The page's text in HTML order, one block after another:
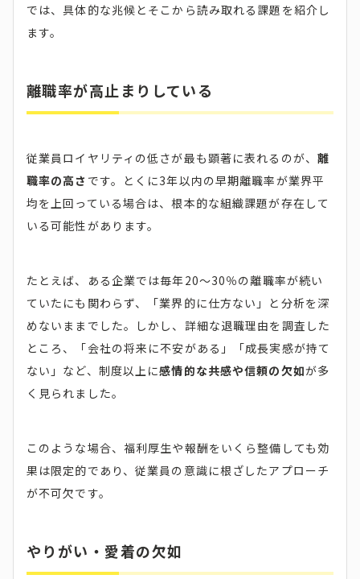
では、具体的な兆候とそこから読み取れる課題を紹介し
ます。
離職率が高止まりしている
従業員ロイヤリティの低さが最も顕著に表れるのが、 離
職率の高さ です。とくに3年以内の早期離職率が業界平
均を上回っている場合は、根本的な組織課題が存在して
いる可能性があります。
たとえば、ある企業では毎年20〜30％の離職率が続い
ていたにも関わらず、「業界的に仕方ない」と分析を深
めないままでした。しかし、詳細な退職理由を調査した
ところ、「会社の将来に不安がある」「成長実感が持て
ない」など、制度以上に感情的な共感や信頼の欠如が多
く見られました。
このような場合、福利厚生や報酬をいくら整備しても効
果は限定的であり、従業員の意識に根ざしたアプローチ
が不可欠です。
やりがい・愛着の欠如